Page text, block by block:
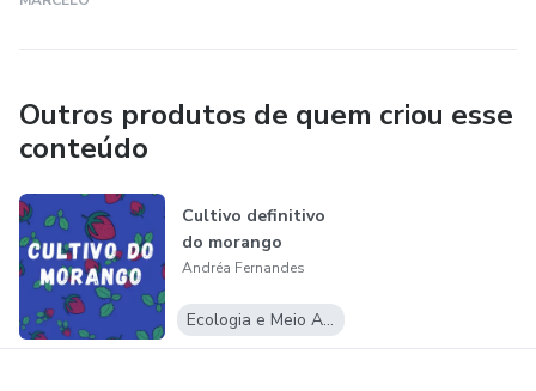
Outros produtos de quem criou esse
conteúdo
Cultivo definitivo
do morango
Andréa Fernandes
Ecologia e Meio Ambiente